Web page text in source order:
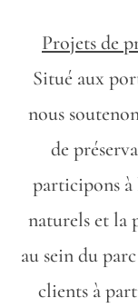
Projets de
Situé aux
nous
de
participons à
naturels et la
au sein du
clients à